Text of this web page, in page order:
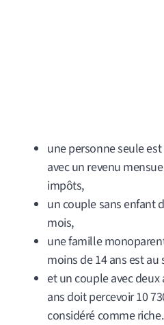
une personne seule
avec un revenu
impôts,
un couple sans enfant
mois,
une famille
moins de 14 ans est au
et un couple avec
ans doit percevoir 10
considéré comme riche.